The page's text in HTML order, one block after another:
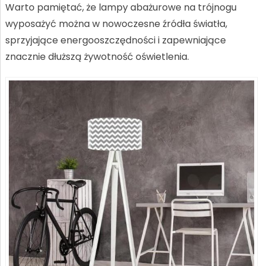
Warto pamiętać, że lampy abażurowe na trójnogu
wyposażyć można w nowoczesne źródła światła,
sprzyjające energooszczędności i zapewniające
znacznie dłuższą żywotność oświetlenia.